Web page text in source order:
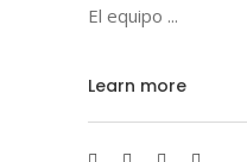
El equipo
Learn more